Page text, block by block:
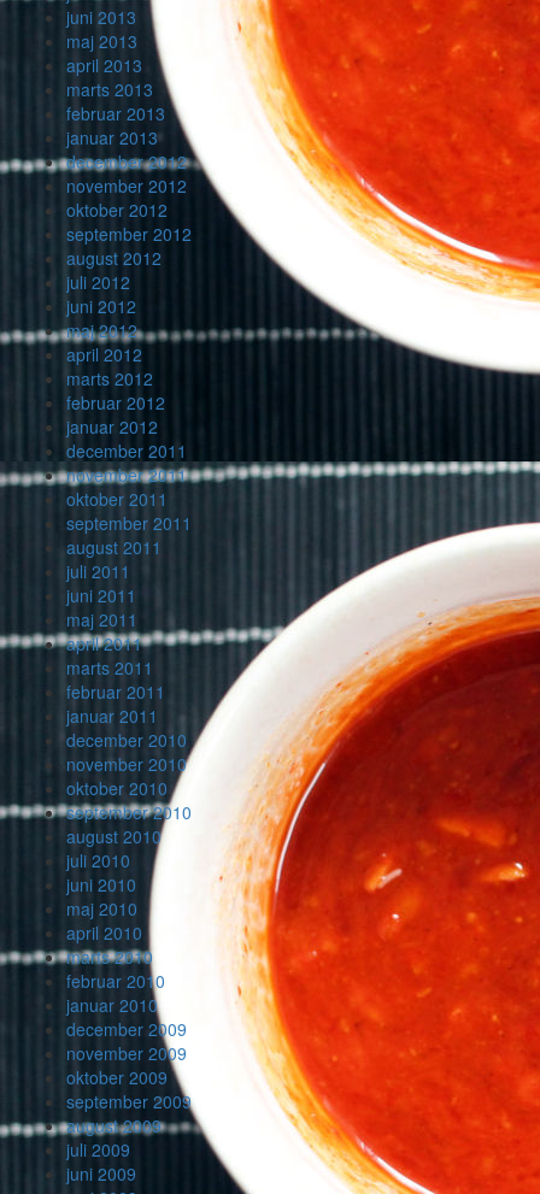
juni 2013
maj 2013
april 2013
marts 2013
februar 2013
januar 2013
december 2012
november 2012
oktober 2012
september 2012
august 2012
juli 2012
juni 2012
maj 2012
april 2012
marts 2012
februar 2012
januar 2012
december 2011
november 2011
oktober 2011
september 2011
august 2011
juli 2011
juni 2011
maj 2011
april 2011
marts 2011
februar 2011
januar 2011
december 2010
november 2010
oktober 2010
september 2010
august 2010
juli 2010
juni 2010
maj 2010
april 2010
marts 2010
februar 2010
januar 2010
december 2009
november 2009
oktober 2009
september 2009
august 2009
juli 2009
juni 2009